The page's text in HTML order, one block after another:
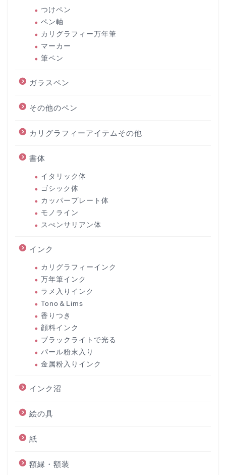
つけペン
ペン軸
カリグラフィー万年筆
マーカー
筆ペン
ガラスペン
その他のペン
カリグラフィーアイテムその他
書体
イタリック体
ゴシック体
カッパープレート体
モノライン
スぺンサリアン体
インク
カリグラフィーインク
万年筆インク
ラメ入りインク
Tono＆Lims
香りつき
顔料インク
ブラックライトで光る
パール粉末入り
金属粉入りインク
インク沼
絵の具
紙
額縁・額装